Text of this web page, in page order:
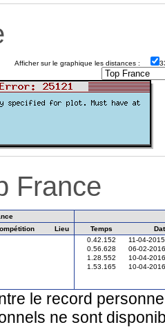
Afficher sur le graphique les distances :
France
Lieu Temps
0.42.152
11-04-2015
0.56.628
06-02-2016
1.28.552
10-04-2016
1.53.165
10-04-2016
le record
ne sont